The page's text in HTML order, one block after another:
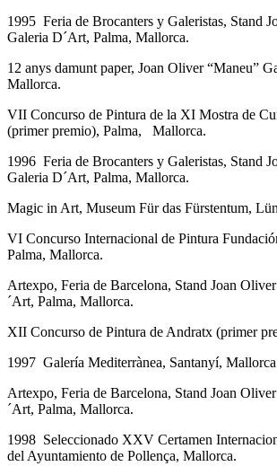
1995 Feria de Brocanters y Galeristas, Stand
Galeria D´Art, Palma, Mallorca.
12 anys damunt paper, Joan Oliver “Maneu”
Mallorca.
VII Concurso de Pintura de la XI Mostra de
(primer premio), Palma, Mallorca.
1996 Feria de Brocanters y Galeristas, Stand
Galeria D´Art, Palma, Mallorca.
Magic in Art, Museum Für das Fürstentum,
VI Concurso Internacional de Pintura
Palma, Mallorca.
Artexpo, Feria de Barcelona, Stand Joan
´Art, Palma, Mallorca.
XII Concurso de Pintura de Andratx (primer
1997 Galería Mediterrànea, Santanyí,
Artexpo, Feria de Barcelona, Stand Joan
´Art, Palma, Mallorca.
1998 Seleccionado XXV Certamen
del Ayuntamiento de Pollença, Mallorca.